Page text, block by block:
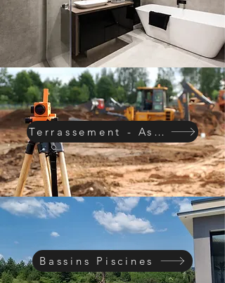
Terrassement - Assainissement
Bassins Piscines